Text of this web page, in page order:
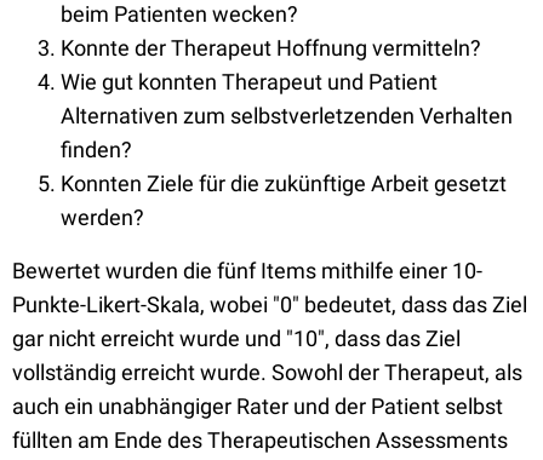
beim Patienten wecken?
Konnte der Therapeut Hoffnung vermitteln?
Wie gut konnten Therapeut und Patient
Alternativen zum selbstverletzenden Verhalten
finden?
Konnten Ziele für die zukünftige Arbeit gesetzt
werden?
Bewertet wurden die fünf Items mithilfe einer 10-
Punkte-Likert-Skala, wobei "0" bedeutet, dass das Ziel
gar nicht erreicht wurde und "10", dass das Ziel
vollständig erreicht wurde. Sowohl der Therapeut, als
auch ein unabhängiger Rater und der Patient selbst
füllten am Ende des Therapeutischen Assessments